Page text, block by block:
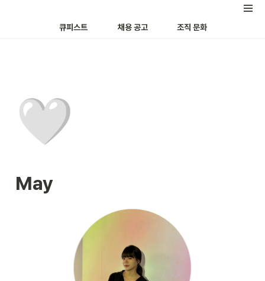
큐피스트 채용 공고 조직 문화
🤍
May